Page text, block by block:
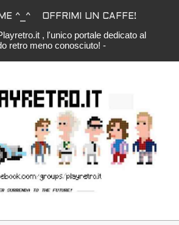
^_^ OFFRIMI UN CAFFE!
, l'unico portale dedicato al
retro meno conosciuto! -